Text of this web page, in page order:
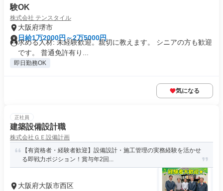
験OK
株式会社 テンスタイル
大阪府堺市
日給1万2000円～2万5000円
求める人材: 未経験歓迎。親切に教えます。 シニアの方も歓迎
です。 普通免許有り...
即日勤務OK
気になる
正社員
建築設備設計職
株式会社ＧＥ設備計画
【有資格者・経験者歓迎】設備設計・施工管理の実務経験を活かせ
る即戦力ポジション！賞与年2回...
大阪府大阪市西区